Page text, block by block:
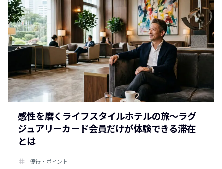
感性を磨くライフスタイルホテルの旅～ラグ
ジュアリーカード会員だけが体験できる滞在
とは
tag
優待・ポイント